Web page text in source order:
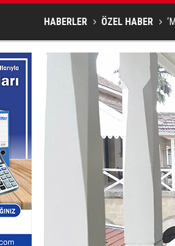
HABERLER ÖZEL HABER